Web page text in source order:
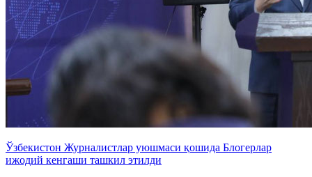
Ўзбекистон Журналистлар уюшмаси қошида Блогерлар
ижодий кенгаши ташкил этилди